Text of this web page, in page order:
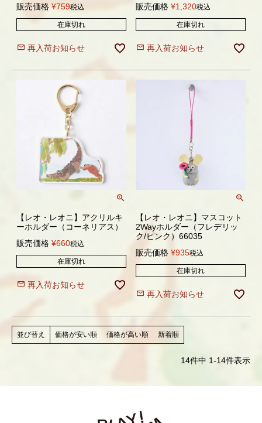
販売価格 ¥759税込
在庫切れ
再入荷お知らせ
販売価格 ¥1,320税込
在庫切れ
再入荷お知らせ
【レオ・レオニ】アクリルキ
ーホルダー（コーネリアス）
販売価格 ¥660税込
在庫切れ
再入荷お知らせ
【レオ・レオニ】マスコット
2Wayホルダー（フレデリッ
ク/ピンク）66035
販売価格 ¥935税込
在庫切れ
再入荷お知らせ
並び替え 価格が安い順 価格が高い順 新着順
14件中 1-14件表示